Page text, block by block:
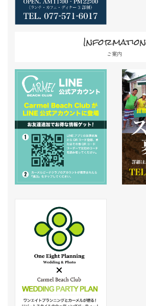
Information
ご案内